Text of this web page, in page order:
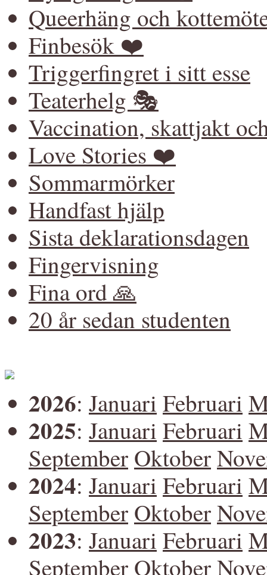
Queerhäng och
Finbesök ❤️
Triggerfingret i sitt esse
Teaterhelg 🎭
Vaccination, skattjakt
Love Stories ❤️
Sommarmörker
Handfast hjälp
Sista deklarationsdagen
Fingervisning
Fina ord 🙏
20 år sedan studenten
2026: Januari Februari
2025: Januari Februari
September Oktober
2024: Januari Februari
September Oktober
2023: Januari Februari
September Oktober